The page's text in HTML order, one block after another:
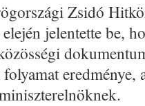
Zsidó
jelentette be,
eredménye,